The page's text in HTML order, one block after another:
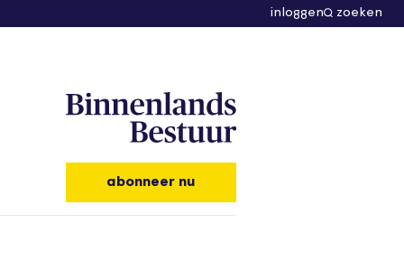
inloggen zoeken
abonneer nu